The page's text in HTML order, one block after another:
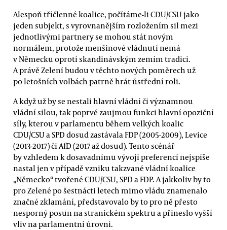
Alespoň tříčlenné koalice, počítáme-li CDU/CSU jako
jeden subjekt, s vyrovnanějším rozložením sil mezi
jednotlivými partnery se mohou stát novým
normálem, protože menšinové vládnutí nemá
v Německu oproti skandinávským zemím tradici.
A právě Zelení budou v těchto nových poměrech už
po letošních volbách patrně hrát ústřední roli.
A když už by se nestali hlavní vládní či významnou
vládní silou, tak poprvé zaujmou funkci hlavní opoziční
síly, kterou v parlamentu během velkých koalic
CDU/CSU a SPD dosud zastávala FDP (2005-2009), Levice
(2013-2017) či AfD (2017 až dosud). Tento scénář
by vzhledem k dosavadnímu vývoji preferencí nejspíše
nastal jen v případě vzniku takzvané vládní koalice
„Německo“ tvořené CDU/CSU, SPD a FDP. A jakkoliv by to
pro Zelené po šestnácti letech mimo vládu znamenalo
značné zklamání, představovalo by to pro ně přesto
nesporný posun na stranickém spektru a přineslo vyšší
vliv na parlamentní úrovni.